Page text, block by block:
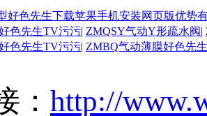
好色先生下载苹果手机安装网页版优势
色先生TV污污| ZMQSY气动Y形疏水阀|
色先生TV污污| ZMBQ气动薄膜好色先
： http://